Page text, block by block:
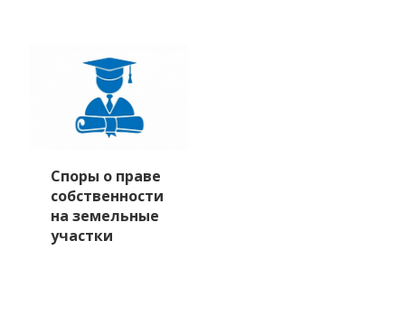
Споры о праве
собственности
на земельные
участки